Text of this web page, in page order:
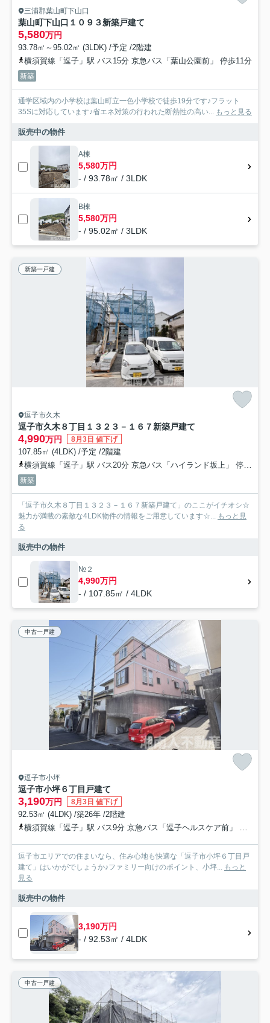
三浦郡葉山町下山口
葉山町下山口１０９３新築戸建て
5,580万円
93.78㎡～95.02㎡ (3LDK) /予定 /2階建
横須賀線「逗子」駅 バス15分 京急バス「葉山公園前」 停歩11分
新築
通学区域内の小学校は葉山町立一色小学校で徒歩19分です♪フラット
35Sに対応しています♪省エネ対策の行われた断熱性の高い... もっと見る
販売中の物件
A棟
5,580万円
- / 93.78㎡ / 3LDK
B棟
5,580万円
- / 95.02㎡ / 3LDK
新築一戸建
逗子市久木
逗子市久木８丁目１３２３－１６７新築戸建て
4,990万円 8月3日 値下げ
107.85㎡ (4LDK) /予定 /2階建
横須賀線「逗子」駅 バス20分 京急バス「ハイランド坂上」 停歩2分
新築
「逗子市久木８丁目１３２３－１６７新築戸建て」のここがイチオシ☆
魅力が満載の素敵な4LDK物件の情報をご用意しています☆... もっと見
る
販売中の物件
№２
4,990万円
- / 107.85㎡ / 4LDK
中古一戸建
逗子市小坪
逗子市小坪６丁目戸建て
3,190万円 8月3日 値下げ
92.53㎡ (4LDK) /築26年 /2階建
横須賀線「逗子」駅 バス9分 京急バス「逗子ヘルスケア前」 停歩9分
逗子市エリアでの住まいなら、住み心地も快適な「逗子市小坪６丁目戸
建て」はいかがでしょうか♪ファミリー向けのポイント、小坪... もっと
見る
販売中の物件
3,190万円
- / 92.53㎡ / 4LDK
中古一戸建